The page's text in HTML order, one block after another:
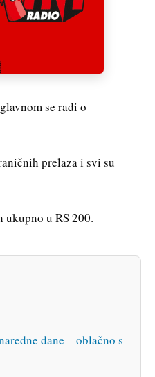
se radi o
prelaza i svi su
u RS 200.
dane – oblačno s